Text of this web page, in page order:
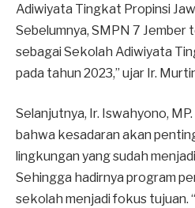
Adiwiyata Tingkat Propinsi
Sebelumnya, SMPN 7 Jember
sebagai Sekolah Adiwiyata
pada tahun 2023,” ujar Ir.
Selanjutnya, Ir. Iswahyono,
bahwa kesadaran akan
lingkungan yang sudah
Sehingga hadirnya program
sekolah menjadi fokus tujuan.